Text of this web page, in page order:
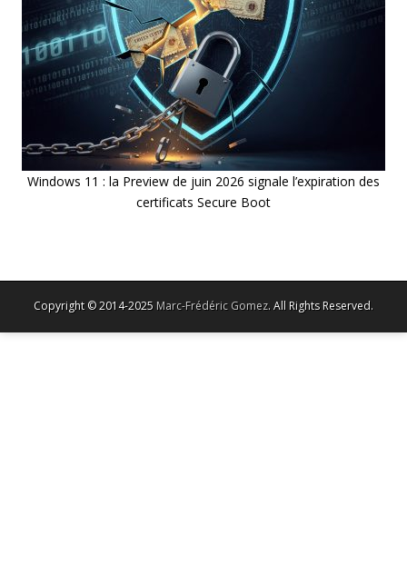
Windows 11 : la Preview de juin 2026 signale l’expiration des
certificats Secure Boot
Copyright © 2014-2025 Marc-Frédéric Gomez. All Rights Reserved.